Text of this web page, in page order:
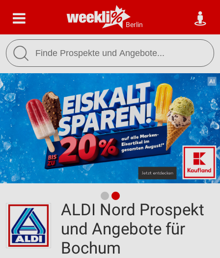
Berlin
ALDI Nord Prospekt
und Angebote für
Bochum